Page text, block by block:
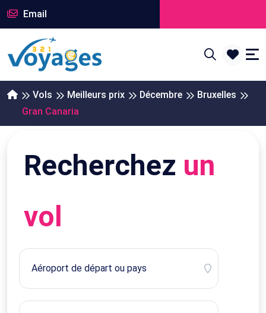
Email
Vols Meilleurs prix Décembre
Bruxelles
Gran Canaria
Recherchez un
vol